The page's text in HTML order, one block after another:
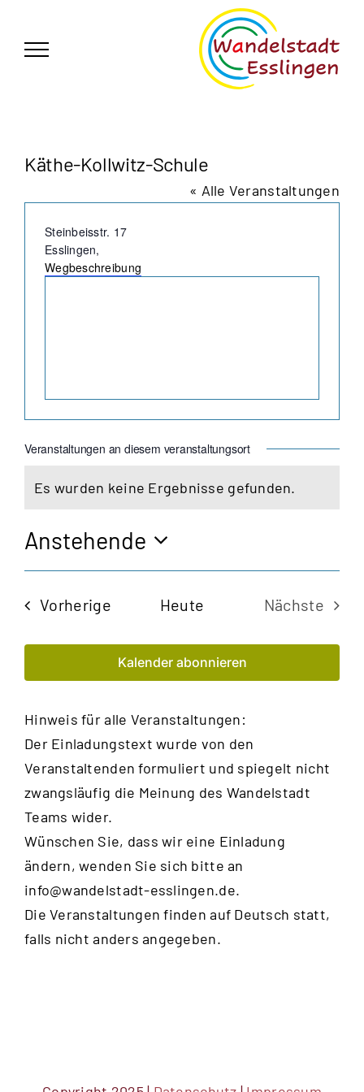
springen
Käthe-Kollwitz-Schule
« Alle Veranstaltungen
Adresse
Steinbeisstr. 17
Esslingen,
Wegbeschreibung
Veranstaltungen an diesem veranstaltungsort
Hinweis
Es wurden keine Ergebnisse gefunden.
Anstehende
Datum
VorherigeVeranstaltungen
Heute
Nächste
Kalender abonnieren
Hinweis für alle Veranstaltungen:
Der Einladungstext wurde von den
Veranstaltenden formuliert und spiegelt nicht
zwangsläufig die Meinung des Wandelstadt
Teams wider.
Wünschen Sie, dass wir eine Einladung
ändern, wenden Sie sich bitte an
info@wandelstadt-esslingen.de.
Die Veranstaltungen finden auf Deutsch statt,
falls nicht anders angegeben.